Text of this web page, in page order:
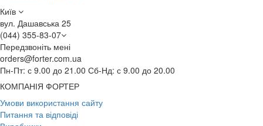
Київ
вул. Дашавська 25
(044) 355-83-07
Передзвоніть мені
orders@forter.com.ua
Пн-Пт: с 9.00 до 21.00 Сб-Нд: с 9.00 до 20.00
КОМПАНІЯ ФОРТЕР
Умови використання сайту
Питання та відповіді